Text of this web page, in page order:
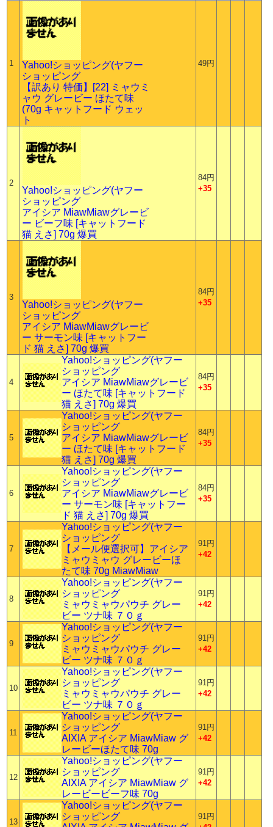
1
Yahoo!ショッピング(ヤフー
ショッピング
【訳あり 特価】[22] ミャウミ
ャウ グレービー ほたて味
(70g キャットフード ウェッ
ト
49円
2
Yahoo!ショッピング(ヤフー
ショッピング
アイシア MiawMiawグレービ
ー ビーフ味 [キャットフード
猫 えさ] 70g 爆買
84円
+35
3
Yahoo!ショッピング(ヤフー
ショッピング
アイシア MiawMiawグレービ
ー サーモン味 [キャットフー
ド 猫 えさ] 70g 爆買
84円
+35
4
Yahoo!ショッピング(ヤフー
ショッピング
アイシア MiawMiawグレービ
ー ほたて味 [キャットフード
猫 えさ] 70g 爆買
84円
+35
5
Yahoo!ショッピング(ヤフー
ショッピング
アイシア MiawMiawグレービ
ー ほたて味 [キャットフード
猫 えさ] 70g 爆買
84円
+35
6
Yahoo!ショッピング(ヤフー
ショッピング
アイシア MiawMiawグレービ
ー サーモン味 [キャットフー
ド 猫 えさ] 70g 爆買
84円
+35
7
Yahoo!ショッピング(ヤフー
ショッピング
【メール便選択可】アイシア
ミャウミャウ グレービーほ
たて味 70g MiawMiaw
91円
+42
8
Yahoo!ショッピング(ヤフー
ショッピング
ミャウミャウパウチ グレー
ビー ツナ味 ７０ｇ
91円
+42
9
Yahoo!ショッピング(ヤフー
ショッピング
ミャウミャウパウチ グレー
ビー ツナ味 ７０ｇ
91円
+42
10
Yahoo!ショッピング(ヤフー
ショッピング
ミャウミャウパウチ グレー
ビー ツナ味 ７０ｇ
91円
+42
11
Yahoo!ショッピング(ヤフー
ショッピング
AIXIA アイシア MiawMiaw グ
レービーほたて味 70g
91円
+42
12
Yahoo!ショッピング(ヤフー
ショッピング
AIXIA アイシア MiawMiaw グ
レービービーフ味 70g
91円
+42
13
Yahoo!ショッピング(ヤフー
ショッピング
91円